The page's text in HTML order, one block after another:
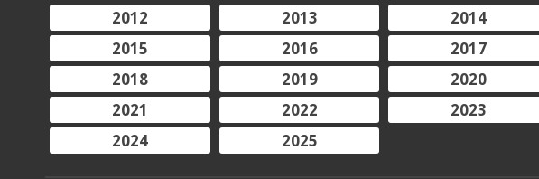
2012
2013
2014
2015
2016
2017
2018
2019
2020
2021
2022
2023
2024
2025